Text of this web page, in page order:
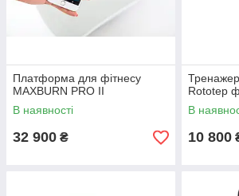
Платформа для фітнесу
MAXBURN PRO II
В наявності
32 900 ₴
Rototep
В
10 800